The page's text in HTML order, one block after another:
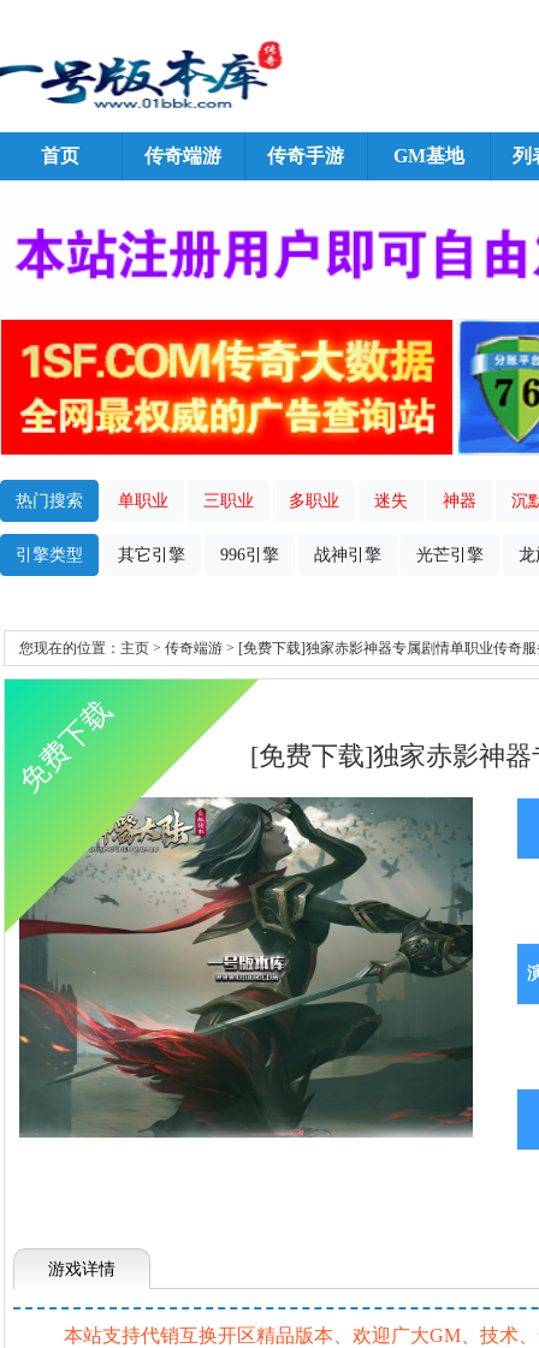
首页 传奇端游 传奇手游 GM基地 列
热门搜索 单职业 三职业 多职业 迷失 神器 沉
引擎类型 其它引擎 996引擎 战神引擎 光芒引擎 龙
您现在的位置： 主页 > 传奇端游 > [免费下载]独家赤影神器专属剧情单职业传奇
免费下载 [免费下载]独家赤影神
游戏详情
本站支持代销互换开区精品版本、欢迎广大GM、技术